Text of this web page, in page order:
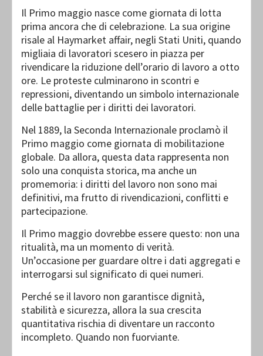
Il Primo maggio nasce come giornata di lotta
prima ancora che di celebrazione. La sua origine
risale al Haymarket affair, negli Stati Uniti, quando
migliaia di lavoratori scesero in piazza per
rivendicare la riduzione dell’orario di lavoro a otto
ore. Le proteste culminarono in scontri e
repressioni, diventando un simbolo internazionale
delle battaglie per i diritti dei lavoratori.
Nel 1889, la Seconda Internazionale proclamò il
Primo maggio come giornata di mobilitazione
globale. Da allora, questa data rappresenta non
solo una conquista storica, ma anche un
promemoria: i diritti del lavoro non sono mai
definitivi, ma frutto di rivendicazioni, conflitti e
partecipazione.
Il Primo maggio dovrebbe essere questo: non una
ritualità, ma un momento di verità.
Un’occasione per guardare oltre i dati aggregati e
interrogarsi sul significato di quei numeri.
Perché se il lavoro non garantisce dignità,
stabilità e sicurezza, allora la sua crescita
quantitativa rischia di diventare un racconto
incompleto. Quando non fuorviante.